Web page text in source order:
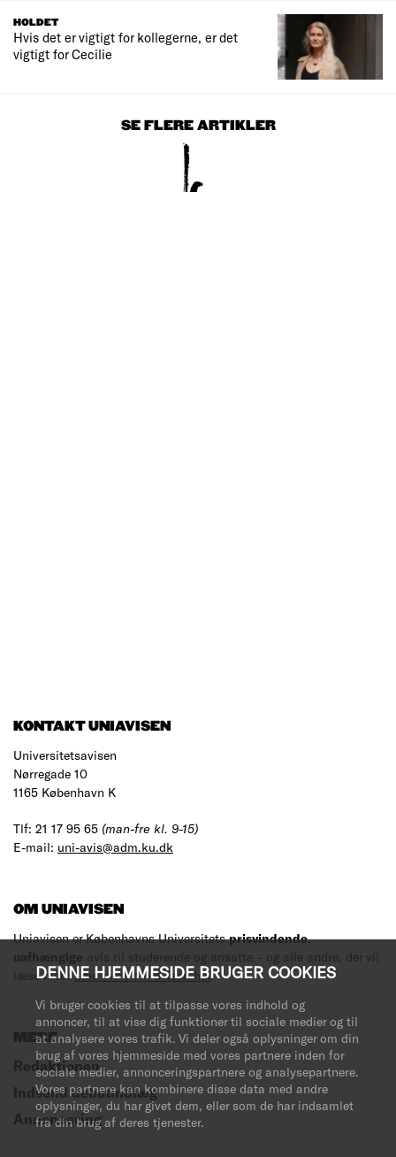
DENNE HJEMMESIDE BRUGER COOKIES
Vi bruger cookies til at tilpasse vores indhold og
annoncer, til at vise dig funktioner til sociale medier og til
at analysere vores trafik. Vi deler også oplysninger om din
brug af vores hjemmeside med vores partnere inden for
sociale medier, annonceringspartnere og analysepartnere.
Vores partnere kan kombinere disse data med andre
oplysninger, du har givet dem, eller som de har indsamlet
fra din brug af deres tjenester.
HOLDET
Hvis det er vigtigt for kollegerne, er det
vigtigt for Cecilie
SE FLERE ARTIKLER
KONTAKT UNIAVISEN
Universitetsavisen
Nørregade 10
1165 København K
Tlf: 21 17 95 65 (man-fre kl. 9-15)
E-mail: uni-avis@adm.ku.dk
OM UNIAVISEN
Uniavisen er Københavns Universitetsprisvindende,
uafhængige avis til studerende og ansatte – og alle andre, der vil
læse med.Læs mere om avisen her.
MERE
Redaktionen
Indsend debatindlæg
Annoncering